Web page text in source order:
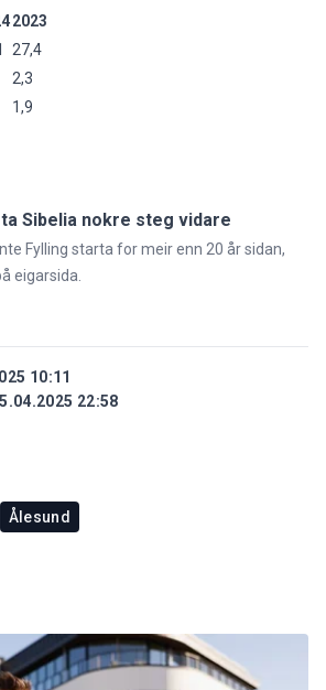
2023
27,4
2,3
1,9
Sibelia nokre steg vidare
Fylling starta for meir enn 20 år sidan,
eigarsida.
10:11
22:58
Ålesund